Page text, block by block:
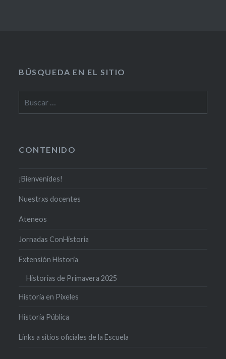
BÚSQUEDA EN EL SITIO
CONTENIDO
¡Bienvenides!
Nuestrxs docentes
Ateneos
Jornadas ConHistoria
Extensión Historia
Historias de Primavera 2025
Historia en Pixeles
Historia Pública
Links a sitios oficiales de la Escuela